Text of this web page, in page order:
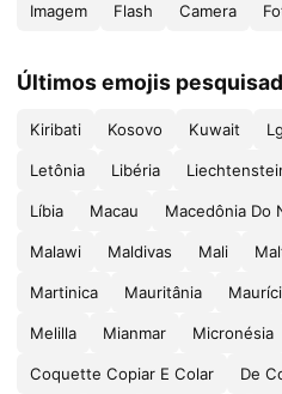
Imagem Flash Camera
Últimos emojis
Kiribati Kosovo Kuwait
Letônia Libéria
Líbia Macau Macedônia Do
Malawi Maldivas Mali
Martinica Mauritânia
Melilla Mianmar Micronésia
Coquette Copiar E Colar De